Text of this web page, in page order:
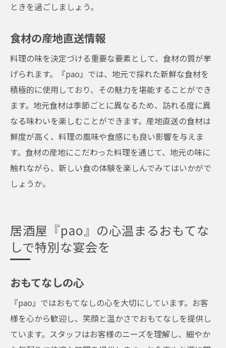
ときを過ごしましょう。
食材の産地直送情報
料理の味を決定づける重要な要素として、食材の質が挙
げられます。『pao』では、地元で採れた新鮮な食材を
積極的に使用しており、その魅力を堪能することができ
ます。地元食材は季節ごとに異なるため、訪れる度に異
なる味わいを楽しむことができます。産地直送の食材は
鮮度が高く、料理の風味や食感にも良い影響を与えま
す。食材の産地にこだわった料理を通じて、地元の味に
触れながら、新しい食の体験を楽しんでみてはいかがで
しょうか。
居酒屋『pao』の心温まるおもてな
しで特別な宴会を
おもてなしの心
『pao』ではおもてなしの心を大切にしています。お客
様を心から歓迎し、笑顔と温かさでおもてなしを提供し
ています。スタッフはお客様のニーズを理解し、細やか